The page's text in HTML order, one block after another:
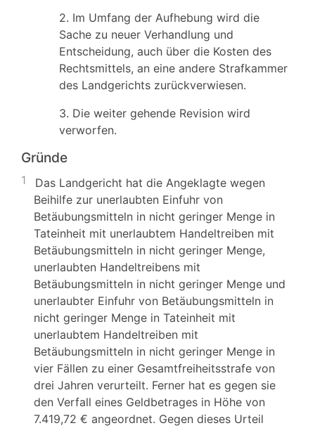
2. Im Umfang der Aufhebung wird die
Sache zu neuer Verhandlung und
Entscheidung, auch über die Kosten des
Rechtsmittels, an eine andere Strafkammer
des Landgerichts zurückverwiesen.
3. Die weiter gehende Revision wird
verworfen.
Gründe
1
Das Landgericht hat die Angeklagte wegen
Beihilfe zur unerlaubten Einfuhr von
Betäubungsmitteln in nicht geringer Menge in
Tateinheit mit unerlaubtem Handeltreiben mit
Betäubungsmitteln in nicht geringer Menge,
unerlaubten Handeltreibens mit
Betäubungsmitteln in nicht geringer Menge und
unerlaubter Einfuhr von Betäubungsmitteln in
nicht geringer Menge in Tateinheit mit
unerlaubtem Handeltreiben mit
Betäubungsmitteln in nicht geringer Menge in
vier Fällen zu einer Gesamtfreiheitsstrafe von
drei Jahren verurteilt. Ferner hat es gegen sie
den Verfall eines Geldbetrages in Höhe von
7.419,72 € angeordnet. Gegen dieses Urteil